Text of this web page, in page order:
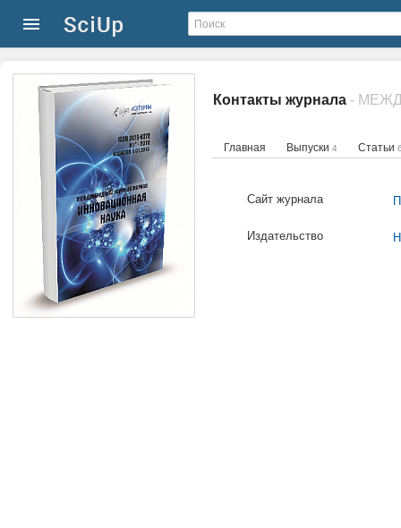
Контакты журнала
Главная Выпуски 4 Статьи
Сайт журнала
Издательство